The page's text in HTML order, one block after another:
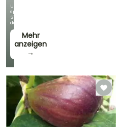
Und
sparen
Sie
dabei!
Mehr
anzeigen
→